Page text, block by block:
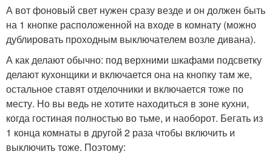
А вот фоновый свет нужен сразу везде и он должен быть
на 1 кнопке расположенной на входе в комнату (можно
дублировать проходным выключателем возле дивана).
А как делают обычно: под верхними шкафами подсветку
делают кухонщики и включается она на кнопку там же,
остальное ставят отделочники и включается тоже по
месту. Но вы ведь не хотите находиться в зоне кухни,
когда гостиная полностью во тьме, и наоборот. Бегать из
1 конца комнаты в другой 2 раза чтобы включить и
выключить тоже. Поэтому: